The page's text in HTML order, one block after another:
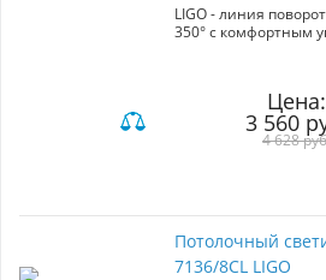
LIGO - линия
350° с комфортным
модуль от
цвета корпуса:
черный и белый. CRI
Цена:
3 560
4 628
Потолочный
7136/8CL LIGO